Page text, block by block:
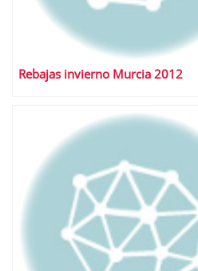
Rebajas invierno Murcia 2012